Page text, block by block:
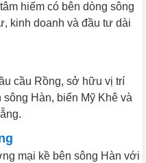
hiếm có bên dòng sông
kinh doanh và đầu tư dài
cầu Rồng, sở hữu vị trí
Hàn, biển Mỹ Khê và
mại kề bên sông Hàn với